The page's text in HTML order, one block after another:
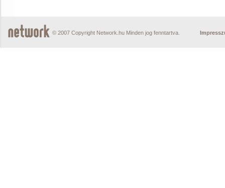
© 2007 Copyright Network.hu Minden jog fenntartva.